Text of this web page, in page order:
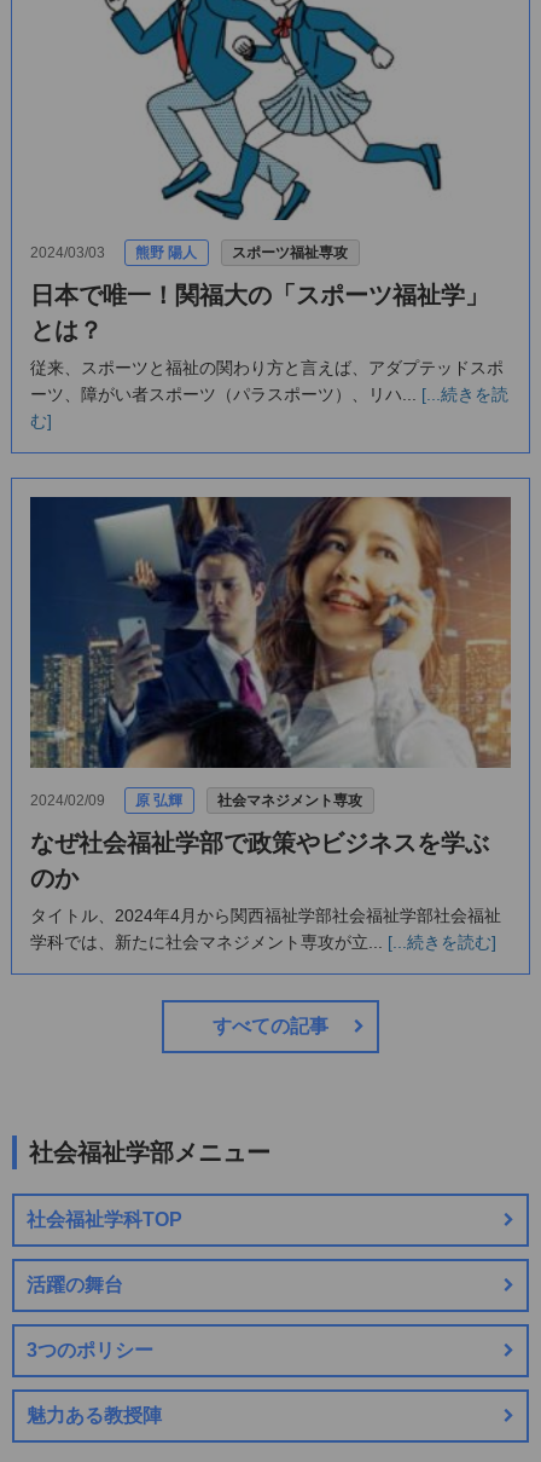
2024/03/03 熊野 陽人 スポーツ福祉専攻
日本で唯一！関福大の「スポーツ福祉学」
とは？
従来、スポーツと福祉の関わり方と言えば、アダプテッドスポ
ーツ、障がい者スポーツ（パラスポーツ）、リハ... [...続きを読
む]
2024/02/09 原 弘輝 社会マネジメント専攻
なぜ社会福祉学部で政策やビジネスを学ぶ
のか
タイトル、2024年4月から関西福祉学部社会福祉学部社会福祉
学科では、新たに社会マネジメント専攻が立... [...続きを読む]
すべての記事
社会福祉学部メニュー
社会福祉学科TOP
活躍の舞台
3つのポリシー
魅力ある教授陣